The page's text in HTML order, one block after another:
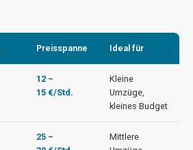
Preisspanne Ideal für
12 –
15 €/Std.
Kleine
Umzüge,
kleines Budget
25 –
Mittlere